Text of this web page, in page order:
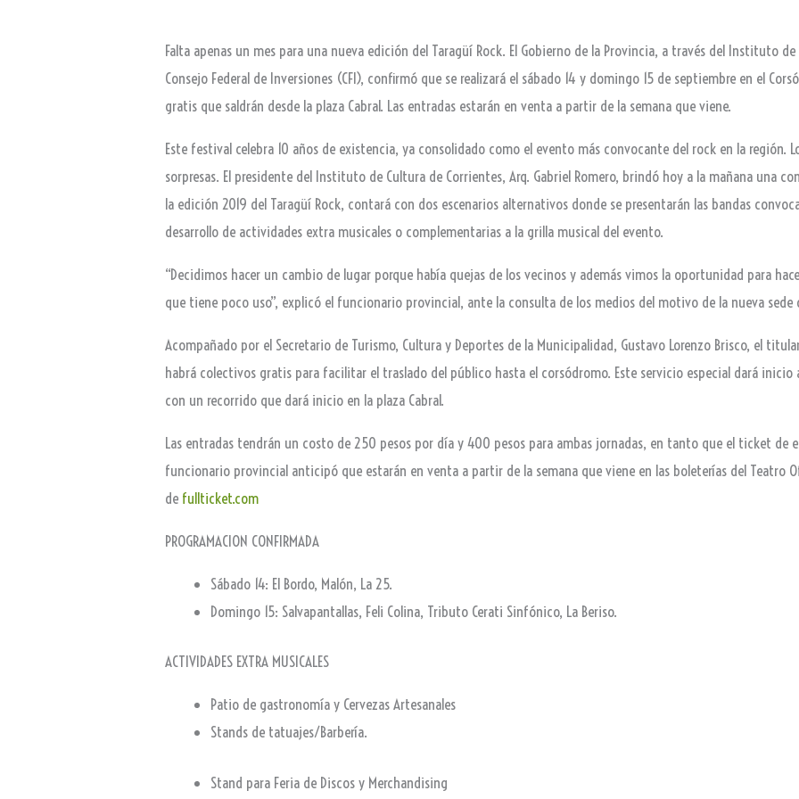
Falta apenas un mes para una nueva edición del Taragüí Rock. El Gobierno de la Provincia, a través del Instituto
Consejo Federal de Inversiones (CFI), confirmó que se realizará el sábado 14 y domingo 15 de septiembre en el
gratis que saldrán desde la plaza Cabral. Las entradas estarán en venta a partir de la semana que viene.
Este festival celebra 10 años de existencia, ya consolidado como el evento más convocante del rock en la región.
sorpresas. El presidente del Instituto de Cultura de Corrientes, Arq. Gabriel Romero, brindó hoy a la mañana una
la edición 2019 del Taragüí Rock, contará con dos escenarios alternativos donde se presentarán las bandas
desarrollo de actividades extra musicales o complementarias a la grilla musical del evento.
“Decidimos hacer un cambio de lugar porque había quejas de los vecinos y además vimos la oportunidad para
que tiene poco uso”, explicó el funcionario provincial, ante la consulta de los medios del motivo de la nueva sede
Acompañado por el Secretario de Turismo, Cultura y Deportes de la Municipalidad, Gustavo Lorenzo Brisco, el
habrá colectivos gratis para facilitar el traslado del público hasta el corsódromo. Este servicio especial dará inicio
con un recorrido que dará inicio en la plaza Cabral.
Las entradas tendrán un costo de 250 pesos por día y 400 pesos para ambas jornadas, en tanto que el ticket de
funcionario provincial anticipó que estarán en venta a partir de la semana que viene en las boleterías del Teatro
de fullticket.com
PROGRAMACION CONFIRMADA
Sábado 14: El Bordo, Malón, La 25.
Domingo 15: Salvapantallas, Feli Colina, Tributo Cerati Sinfónico, La Beriso.
ACTIVIDADES EXTRA MUSICALES
Patio de gastronomía y Cervezas Artesanales
Stands de tatuajes/Barbería.
Stand para Feria de Discos y Merchandising